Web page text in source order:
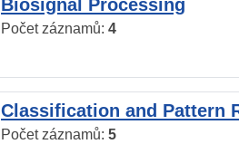
Biosignal Processing
Počet záznamů: 4
Classification and Pattern
Počet záznamů: 5